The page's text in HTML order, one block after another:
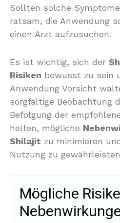
Sollten solche
ratsam, die Anwendung
einen Arzt aufzusuchen.
Es ist wichtig, sich der
Risiken bewusst zu sein
Anwendung Vorsicht
sorgfältige Beobachtung
Befolgung der
helfen, mögliche
Shilajit zu minimieren
Nutzung zu
Mögliche